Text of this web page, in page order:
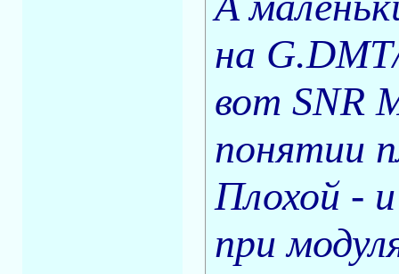
на
вот SNR
понятии
Плохой -
при